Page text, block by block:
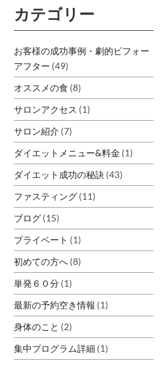
カテゴリー
お客様の成功事例・劇的ビフォー
アフター (49)
オススメの食 (8)
サロンアクセス (1)
サロン紹介 (7)
ダイエットメニュー&料金 (1)
ダイエット成功の秘訣 (43)
ファスティング (11)
ブログ (15)
プライベート (1)
初めての方へ (8)
単発６０分 (1)
最新の予約空き情報 (1)
身体のこと (2)
集中プログラム詳細 (1)